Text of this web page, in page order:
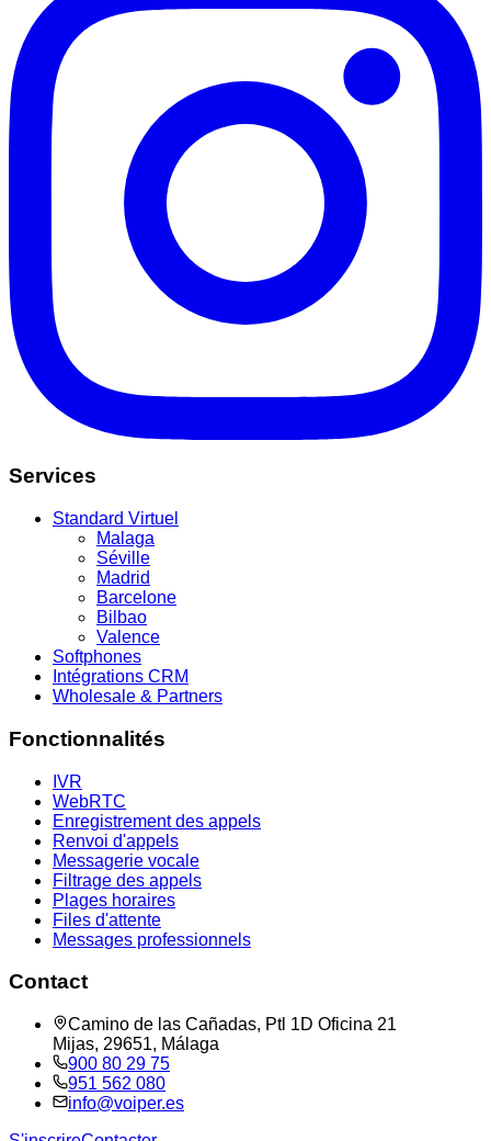
Services
Standard Virtuel
Malaga
Séville
Madrid
Barcelone
Bilbao
Valence
Softphones
Intégrations CRM
Wholesale & Partners
Fonctionnalités
IVR
WebRTC
Enregistrement des appels
Renvoi d'appels
Messagerie vocale
Filtrage des appels
Plages horaires
Files d'attente
Messages professionnels
Contact
Camino de las Cañadas, Ptl 1D Oficina 21
Mijas, 29651, Málaga
900 80 29 75
951 562 080
info@voiper.es